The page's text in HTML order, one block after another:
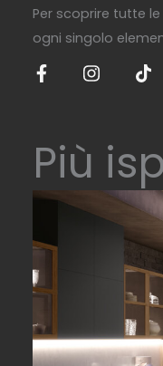
Per scoprire tutte
ogni singolo
Più